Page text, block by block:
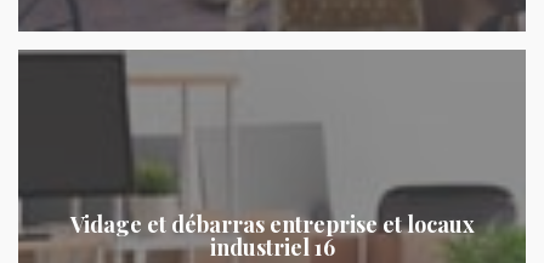
Vidage et débarras entreprise et locaux
industriel 16